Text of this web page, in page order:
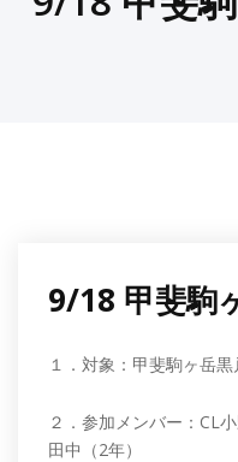
9/18 甲斐駒
１．対象：甲斐駒ヶ岳黒
２．参加メンバー：CL
田中（2年）